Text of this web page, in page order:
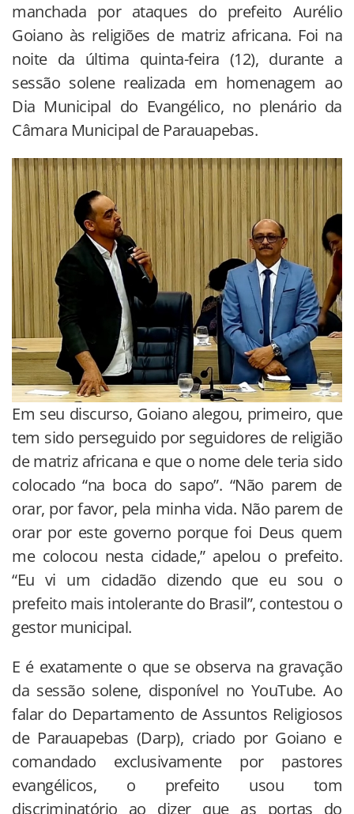
manchada por ataques do prefeito Aurélio
Goiano às religiões de matriz africana. Foi na
noite da última quinta-feira (12), durante a
sessão solene realizada em homenagem ao
Dia Municipal do Evangélico, no plenário da
Câmara Municipal de Parauapebas.
Em seu discurso, Goiano alegou, primeiro, que
tem sido perseguido por seguidores de religião
de matriz africana e que o nome dele teria sido
colocado “na boca do sapo”. “Não parem de
orar, por favor, pela minha vida. Não parem de
orar por este governo porque foi Deus quem
me colocou nesta cidade,” apelou o prefeito.
“Eu vi um cidadão dizendo que eu sou o
prefeito mais intolerante do Brasil”, contestou o
gestor municipal.
E é exatamente o que se observa na gravação
da sessão solene, disponível no YouTube. Ao
falar do Departamento de Assuntos Religiosos
de Parauapebas (Darp), criado por Goiano e
comandado exclusivamente por pastores
evangélicos, o prefeito usou tom
discriminatório ao dizer que as portas do